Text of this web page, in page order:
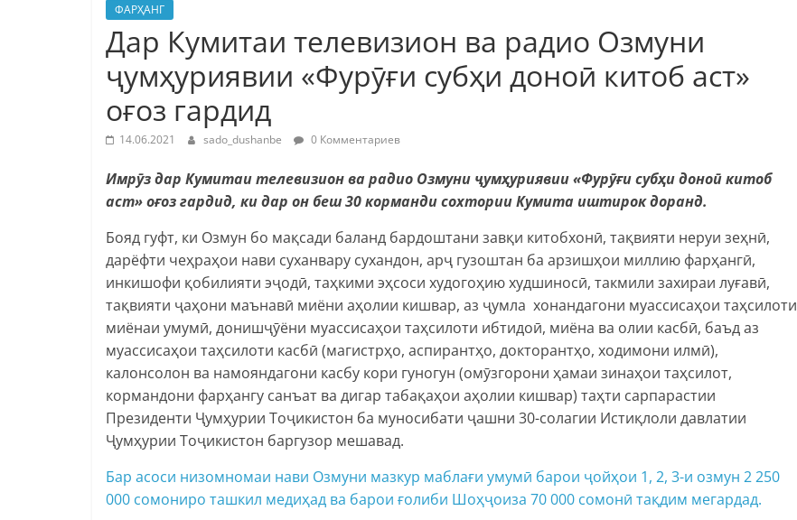
ФАРҲАНГ
Дар Кумитаи телевизион ва радио Озмуни
ҷумҳуриявии «Фурӯғи субҳи доноӣ китоб аст»
оғоз гардид
14.06.2021 sado_dushanbe 0 Комментариев
Имрӯз дар Кумитаи телевизион ва радио Озмуни ҷумҳуриявии «Фурӯғи субҳи доноӣ китоб
аст» оғоз гардид, ки дар он беш 30 корманди сохтории Кумита иштирок доранд.
Бояд гуфт, ки Озмун бо мақсади баланд бардоштани завқи китобхонӣ, тақвияти неруи зеҳнӣ,
дарёфти чеҳраҳои нави суханвару сухандон, арҷ гузоштан ба арзишҳои миллию фарҳангӣ,
инкишофи қобилияти эҷодӣ, таҳкими эҳсоси худогоҳию худшиносӣ, такмили захираи луғавӣ,
тақвияти ҷаҳони маънавӣ миёни аҳолии кишвар, аз ҷумла хонандагони муассисаҳои таҳсилоти
миёнаи умумӣ, донишҷӯёни муассисаҳои таҳсилоти ибтидоӣ, миёна ва олии касбӣ, баъд аз
муассисаҳои таҳсилоти касбӣ (магистрҳо, аспирантҳо, докторантҳо, ходимони илмӣ),
калонсолон ва намояндагони касбу кори гуногун (омӯзгорони ҳамаи зинаҳои таҳсилот,
кормандони фарҳангу санъат ва дигар табақаҳои аҳолии кишвар) таҳти сарпарастии
Президенти Ҷумҳурии Тоҷикистон ба муносибати ҷашни 30-солагии Истиқлоли давлатии
Ҷумҳурии Тоҷикистон баргузор мешавад.
Бар асоси низомномаи нави Озмуни мазкур маблағи умумӣ барои ҷойҳои 1, 2, 3-и озмун 2 250
000 сомониро ташкил медиҳад ва барои ғолиби Шоҳҷоиза 70 000 сомонӣ тақдим мегардад.